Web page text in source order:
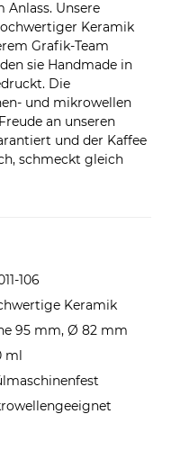
Anlass. Unsere
Keramik
Grafik-Team
sie Handmade in
Die
und mikrowellen
an unseren
und der Kaffee
schmeckt gleich
106
Keramik
95 mm, Ø 82 mm
ml